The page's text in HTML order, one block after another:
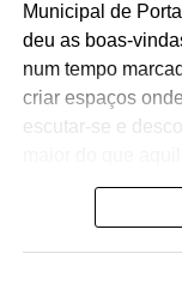
Municipal de
deu as boas-
num tempo
criar espaços
escutar-se e
Destacou ainda a